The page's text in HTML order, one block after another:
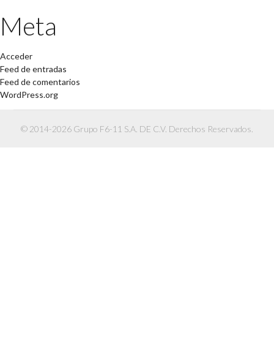
Meta
Acceder
Feed de entradas
Feed de comentarios
WordPress.org
© 2014-2026 Grupo F6-11 S.A. DE C.V. Derechos Reservados.